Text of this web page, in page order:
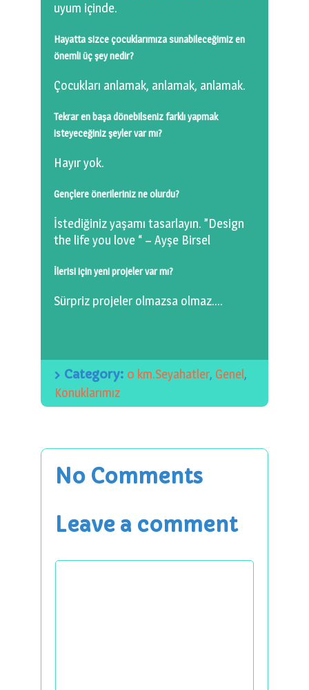
uyum içinde.
Hayatta sizce çocuklarımıza sunabileceğimiz en
önemli üç şey nedir?
Çocukları anlamak, anlamak, anlamak.
Tekrar en başa dönebilseniz farklı yapmak
isteyeceğiniz şeyler var mı?
Hayır yok.
Gençlere önerileriniz ne olurdu?
İstediğiniz yaşamı tasarlayın. ”Design
the life you love “ – Ayşe Birsel
İlerisi için yeni projeler var mı?
Sürpriz projeler olmazsa olmaz….
Category: 0 km.Seyahatler, Genel,
Konuklarımız
No Comments
Leave a comment